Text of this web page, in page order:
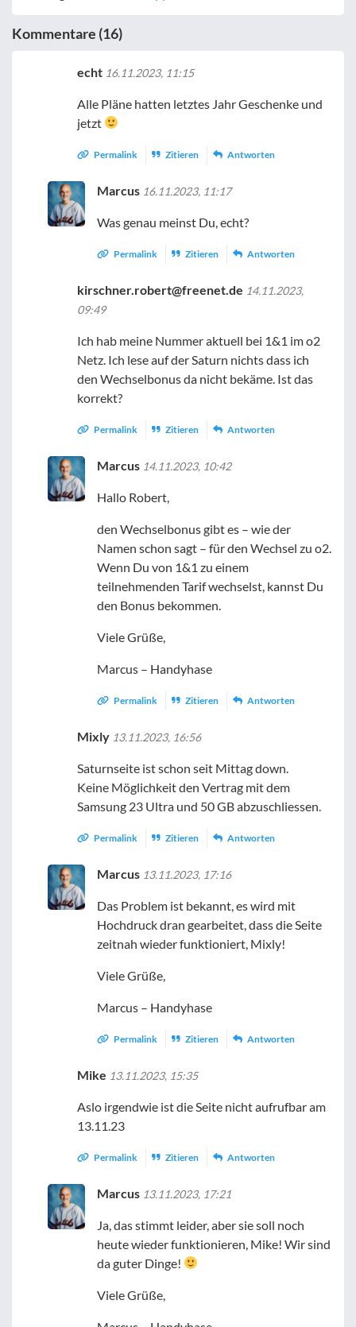
Kommentare (16)
echt 16.11.2023, 11:15
Alle Pläne hatten letztes Jahr Geschenke und
jetzt
Permalink Zitieren Antworten
Marcus 16.11.2023, 11:17
Was genau meinst Du, echt?
Permalink Zitieren Antworten
kirschner.robert@freenet.de 14.11.2023,
09:49
Ich hab meine Nummer aktuell bei 1&1 im o2
Netz. Ich lese auf der Saturn nichts dass ich
den Wechselbonus da nicht bekäme. Ist das
korrekt?
Permalink Zitieren Antworten
Marcus 14.11.2023, 10:42
Hallo Robert,
den Wechselbonus gibt es – wie der
Namen schon sagt – für den Wechsel zu o2.
Wenn Du von 1&1 zu einem
teilnehmenden Tarif wechselst, kannst Du
den Bonus bekommen.
Viele Grüße,
Marcus – Handyhase
Permalink Zitieren Antworten
Mixly 13.11.2023, 16:56
Saturnseite ist schon seit Mittag down.
Keine Möglichkeit den Vertrag mit dem
Samsung 23 Ultra und 50 GB abzuschliessen.
Permalink Zitieren Antworten
Marcus 13.11.2023, 17:16
Das Problem ist bekannt, es wird mit
Hochdruck dran gearbeitet, dass die Seite
zeitnah wieder funktioniert, Mixly!
Viele Grüße,
Marcus – Handyhase
Permalink Zitieren Antworten
Mike 13.11.2023, 15:35
Aslo irgendwie ist die Seite nicht aufrufbar am
13.11.23
Permalink Zitieren Antworten
Marcus 13.11.2023, 17:21
Ja, das stimmt leider, aber sie soll noch
heute wieder funktionieren, Mike! Wir sind
da guter Dinge!
Viele Grüße,